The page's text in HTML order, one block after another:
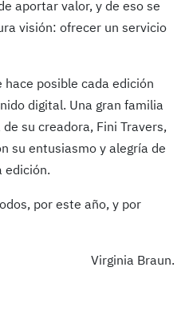
aportar valor, y de eso se
visión: ofrecer un servicio
hace posible cada edición
digital. Una gran familia
su creadora, Fini Travers,
su entusiasmo y alegría de
edición.
por este año, y por
Virginia Braun.